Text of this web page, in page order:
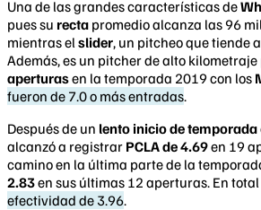
Una de las grandes características de
pues su recta promedio alcanza las 96
mientras el slider, un pitcheo que tiende
Además, es un pitcher de alto kilometraje
aperturasen la temporada 2019 con los
fueron de 7.0 o más entradas.
Después de un lento inicio de temporada
alcanzó a registrar PCLA de 4.69en 19
camino en la última parte de la
2.83en sus últimas 12 aperturas. En total
efectividad de 3.96.